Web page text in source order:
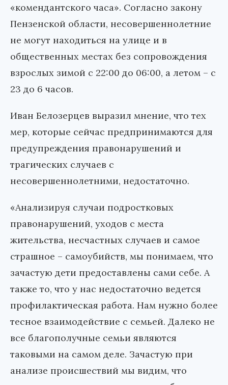
«комендантского часа». Согласно закону
Пензенской области, несовершеннолетние
не могут находиться на улице и в
общественных местах без сопровождения
взрослых зимой с 22:00 до 06:00, а летом – с
23 до 6 часов.
Иван Белозерцев выразил мнение, что тех
мер, которые сейчас предпринимаются для
предупреждения правонарушений и
трагических случаев с
несовершеннолетними, недостаточно.
«Анализируя случаи подростковых
правонарушений, уходов с места
жительства, несчастных случаев и самое
страшное – самоубийств, мы понимаем, что
зачастую дети предоставлены сами себе. А
также то, что у нас недостаточно ведется
профилактическая работа. Нам нужно более
тесное взаимодействие с семьей. Далеко не
все благополучные семьи являются
таковыми на самом деле. Зачастую при
анализе происшествий мы видим, что